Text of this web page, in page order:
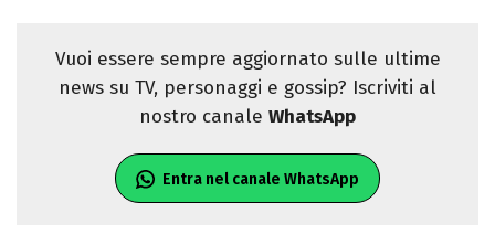
Vuoi essere sempre aggiornato sulle ultime
news su TV, personaggi e gossip? Iscriviti al
nostro canale WhatsApp
Entra nel canale WhatsApp